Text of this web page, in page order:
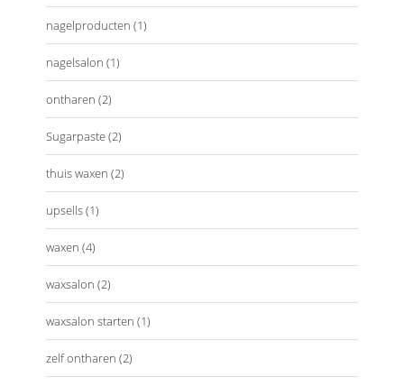
nagelproducten (1)
nagelsalon (1)
ontharen (2)
Sugarpaste(2)
thuis waxen (2)
upsells(1)
waxen (4)
waxsalon (2)
waxsalon starten (1)
zelf ontharen (2)